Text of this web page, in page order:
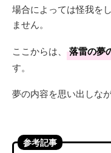
場合によっては怪我を
ません。
ここからは、 落雷の夢
す。
夢の内容を思い出しな
参考記事